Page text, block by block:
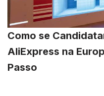
Como se
AliExpress na
Passo